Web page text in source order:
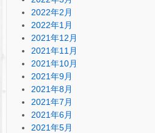
2022年2月
2022年1月
2021年12月
2021年11月
2021年10月
2021年9月
2021年8月
2021年7月
2021年6月
2021年5月